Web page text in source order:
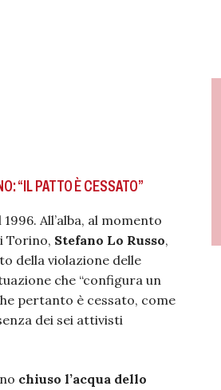
“IL PATTO È CESSATO”
All’alba, al momento
Torino, Stefano Lo Russo,
della violazione delle
che “configura un
pertanto è cessato, come
dei sei attivisti
chiuso l’acqua dello